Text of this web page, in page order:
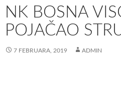
NK BOSNA
POJAČAO
7 FEBRUARA, 2019 ADMIN